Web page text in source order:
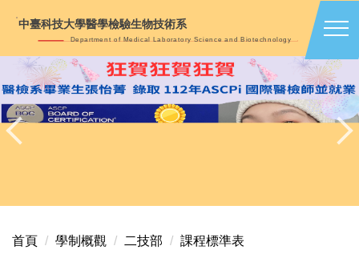
內
容
區
中臺科技大學醫學檢驗生物技術系
Department of Medical Laboratory Science and Biotechnology
首頁 學制概觀 二技部 課程標準表